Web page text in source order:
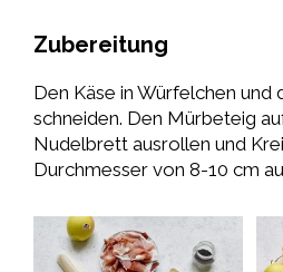
Zubereitung
Den Käse in Würfelchen und
schneiden. Den Mürbeteig
Nudelbrett ausrollen und
Durchmesser von 8-10 cm